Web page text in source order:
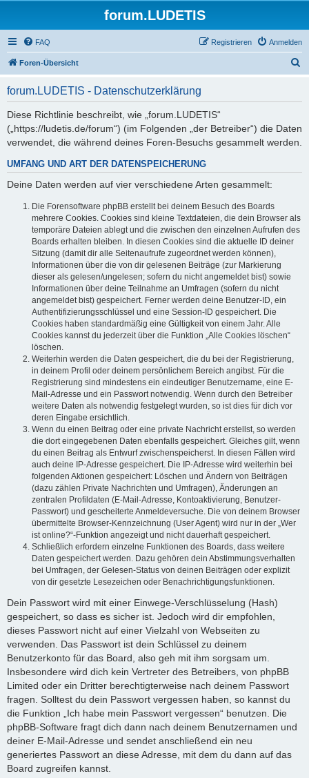
forum.LUDETIS
FAQ Anmelden
Registrieren
Foren-Übersicht
forum.LUDETIS - Datenschutzerklärung
Diese Richtlinie beschreibt, wie „forum.LUDETIS“
(„https://ludetis.de/forum“) (im Folgenden „der Betreiber“) die Daten
verwendet, die während deines Foren-Besuchs gesammelt werden.
UMFANG UND ART DER DATENSPEICHERUNG
Deine Daten werden auf vier verschiedene Arten gesammelt:
Die Forensoftware phpBB erstellt bei deinem Besuch des Boards
mehrere Cookies. Cookies sind kleine Textdateien, die dein Browser als
temporäre Dateien ablegt und die zwischen den einzelnen Aufrufen des
Boards erhalten bleiben. In diesen Cookies sind die aktuelle ID deiner
Sitzung (damit dir alle Seitenaufrufe zugeordnet werden können),
Informationen über die von dir gelesenen Beiträge (zur Markierung
dieser als gelesen/ungelesen; sofern du nicht angemeldet bist) sowie
Informationen über deine Teilnahme an Umfragen (sofern du nicht
angemeldet bist) gespeichert. Ferner werden deine Benutzer-ID, ein
Authentifizierungsschlüssel und eine Session-ID gespeichert. Die
Cookies haben standardmäßig eine Gültigkeit von einem Jahr. Alle
Cookies kannst du jederzeit über die Funktion „Alle Cookies löschen“
löschen.
Weiterhin werden die Daten gespeichert, die du bei der Registrierung,
in deinem Profil oder deinem persönlichem Bereich angibst. Für die
Registrierung sind mindestens ein eindeutiger Benutzername, eine E-
Mail-Adresse und ein Passwort notwendig. Wenn durch den Betreiber
weitere Daten als notwendig festgelegt wurden, so ist dies für dich vor
deren Eingabe ersichtlich.
Wenn du einen Beitrag oder eine private Nachricht erstellst, so werden
die dort eingegebenen Daten ebenfalls gespeichert. Gleiches gilt, wenn
du einen Beitrag als Entwurf zwischenspeicherst. In diesen Fällen wird
auch deine IP-Adresse gespeichert. Die IP-Adresse wird weiterhin bei
folgenden Aktionen gespeichert: Löschen und Ändern von Beiträgen
(dazu zählen Private Nachrichten und Umfragen), Änderungen an
zentralen Profildaten (E-Mail-Adresse, Kontoaktivierung, Benutzer-
Passwort) und gescheiterte Anmeldeversuche. Die von deinem Browser
übermittelte Browser-Kennzeichnung (User Agent) wird nur in der „Wer
ist online?“-Funktion angezeigt und nicht dauerhaft gespeichert.
Schließlich erfordern einzelne Funktionen des Boards, dass weitere
Daten gespeichert werden. Dazu gehören dein Abstimmungsverhalten
bei Umfragen, der Gelesen-Status von deinen Beiträgen oder explizit
von dir gesetzte Lesezeichen oder Benachrichtigungsfunktionen.
Dein Passwort wird mit einer Einwege-Verschlüsselung (Hash)
gespeichert, so dass es sicher ist. Jedoch wird dir empfohlen,
dieses Passwort nicht auf einer Vielzahl von Webseiten zu
verwenden. Das Passwort ist dein Schlüssel zu deinem
Benutzerkonto für das Board, also geh mit ihm sorgsam um.
Insbesondere wird dich kein Vertreter des Betreibers, von phpBB
Limited oder ein Dritter berechtigterweise nach deinem Passwort
fragen. Solltest du dein Passwort vergessen haben, so kannst du
die Funktion „Ich habe mein Passwort vergessen“ benutzen. Die
phpBB-Software fragt dich dann nach deinem Benutzernamen und
deiner E-Mail-Adresse und sendet anschließend ein neu
generiertes Passwort an diese Adresse, mit dem du dann auf das
Board zugreifen kannst.